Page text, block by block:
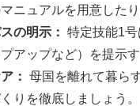
ニュアルを用意した
の明示： 特定技能1
アップなど）を提示
： 母国を離れて暮ら
りを徹底しましょう。